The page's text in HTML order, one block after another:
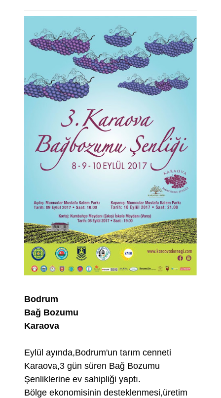
Bodrum
Bağ Bozumu
Karaova
Eylül ayında,Bodrum'un tarım cenneti
Karaova,3 gün süren Bağ Bozumu
Şenliklerine ev sahipliği yaptı.
Bölge ekonomisinin desteklenmesi,üretim